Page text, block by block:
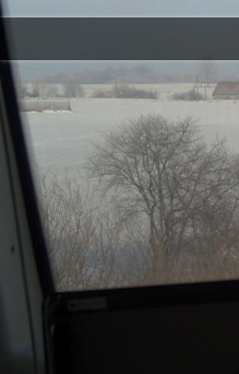
Przejdź
do
treści